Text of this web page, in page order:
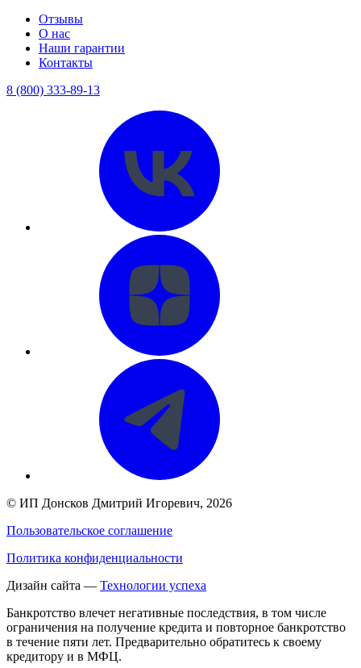
Отзывы
О нас
Наши гарантии
Контакты
8 (800) 333-89-13
© ИП Донсков Дмитрий Игоревич, 2026
Пользовательское соглашение
Политика конфиденциальности
Дизайн сайта — Технологии успеха
Банкротство влечет негативные последствия, в том числе
ограничения на получение кредита и повторное банкротство
в течение пяти лет. Предварительно обратитесь к своему
кредитору и в МФЦ.